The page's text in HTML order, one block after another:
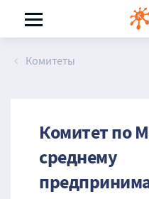
Комитеты
Комитет по
среднему